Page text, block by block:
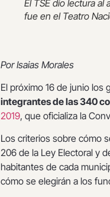
El TSE dio lectura al
fue en el Teatro
Por Isaias Morales
El próximo 16 de junio los
integrantes de las 340
2019, que oficializa la
Los criterios sobre cómo
206 de la Ley Electoral y
habitantes de cada
cómo se elegirán a los